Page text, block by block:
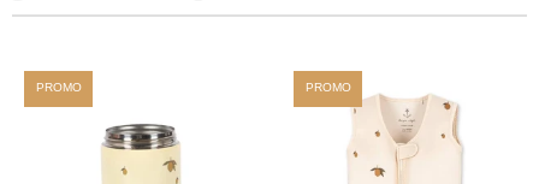
PROMO PROMO